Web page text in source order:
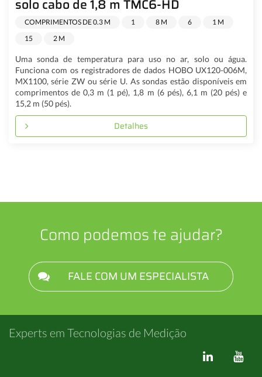
solo cabo de 1,8 m TMC6-HD
COMPRIMENTOS DE 0.3 M 1 8 M 6
1 M
15
2 M
Uma sonda de temperatura para uso no ar, solo ou água.
Funciona com os registradores de dados HOBO UX120-006M,
MX1100, série ZW ou série U. As sondas estão disponíveis em
comprimentos de 0,3 m (1 pé), 1,8 m (6 pés), 6,1 m (20 pés) e
15,2 m (50 pés).
Detalhes
Como podemos te ajudar?
FALE COM UM ESPECIALISTA
Experts em Tecnologias de Medição